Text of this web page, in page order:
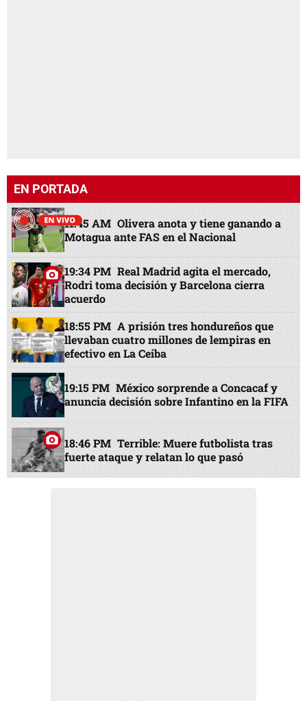
EN PORTADA
11:45 AM Olivera anota y tiene ganando a
Motagua ante FAS en el Nacional
19:34 PM Real Madrid agita el mercado,
Rodri toma decisión y Barcelona cierra
acuerdo
18:55 PM A prisión tres hondureños que
llevaban cuatro millones de lempiras en
efectivo en La Ceiba
19:15 PM México sorprende a Concacaf y
anuncia decisión sobre Infantino en la FIFA
18:46 PM Terrible: Muere futbolista tras
fuerte ataque y relatan lo que pasó